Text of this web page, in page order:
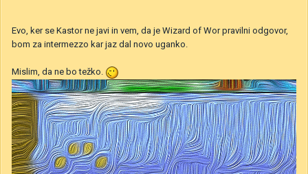
Evo, ker se Kastor ne javi in vem, da je Wizard of Wor pravilni odgovor,
bom za intermezzo kar jaz dal novo uganko.
Mislim, da ne bo težko.